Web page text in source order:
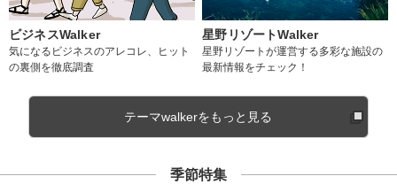
ビジネスWalker
気になるビジネスのアレコレ、ヒット
の裏側を徹底調査
星野リゾートWalker
星野リゾートが運営する多彩な施設の
最新情報をチェック！
テーマwalkerをもっと見る
季節特集